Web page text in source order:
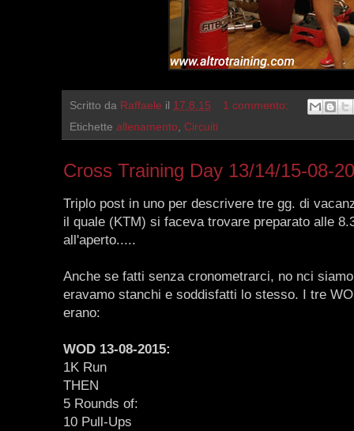
Scritto da Raffaele il 17.8.15
1 commento:
Etichette allenamento Circuiti
Cross Training Day 13/14/15-08-
Triplo post in uno per descrivere tre gg. di
il quale (KTM) si faceva trovare preparato alle
all'aperto.....
Anche se fatti senza cronometrarci, no nci
eravamo stanchi e soddisfatti lo stesso. I tre
erano:
WOD 13-08-2015:
1K Run
THEN
5 Rounds of:
10 Pull-Ups